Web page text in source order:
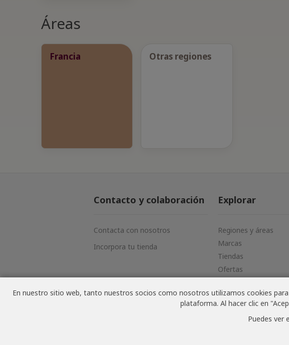
En nuestro sitio web, tanto nuestros socios como nosotros utilizamos cookies
plataforma. Al hacer clic en
Puedes ver
Áreas
Francia Otras regiones
Contacto y colaboración
Contacta con nosotros
Incorpora tu tienda
Explorar
Regiones y áreas
Marcas
Tiendas
Ofertas
© NoSoloVino.com 2006-2026 · Todos los derechos